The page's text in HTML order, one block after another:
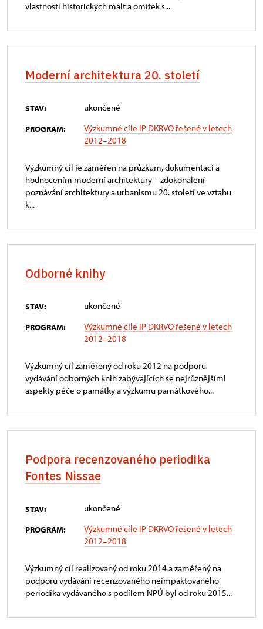
vlastností historických malt a omítek s...
Moderní architektura 20. století
STAV: ukončené
PROGRAM:
Výzkumné cíle IP DKRVO řešené v letech
2012–2018
Výzkumný cíl je zaměřen na průzkum, dokumentaci a
hodnocením moderní architektury – zdokonalení
poznávání architektury a urbanismu 20. století ve vztahu
k...
Odborné knihy
STAV: ukončené
PROGRAM:
Výzkumné cíle IP DKRVO řešené v letech
2012–2018
Výzkumný cíl zaměřený od roku 2012 na podporu
vydávání odborných knih zabývajících se nejrůznějšími
aspekty péče o památky a výzkumu památkového...
Podpora recenzovaného periodika
Fontes Nissae
STAV: ukončené
PROGRAM:
Výzkumné cíle IP DKRVO řešené v letech
2012–2018
Výzkumný cíl realizovaný od roku 2014 a zaměřený na
podporu vydávání recenzovaného neimpaktovaného
periodika vydávaného s podílem NPÚ byl od roku 2015...